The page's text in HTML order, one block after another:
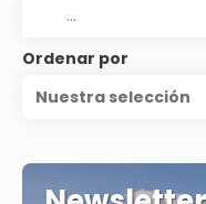
Ordenar por
Nuestra selección